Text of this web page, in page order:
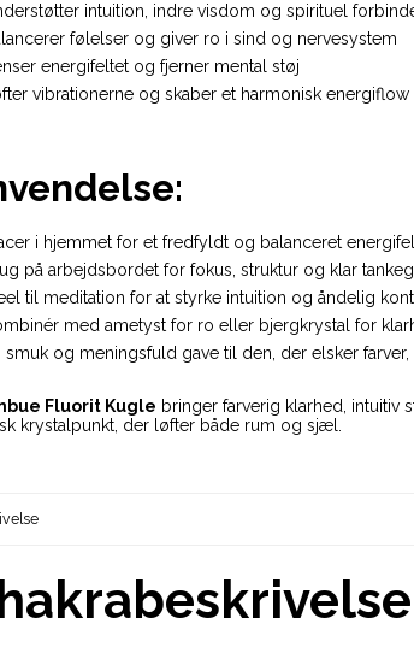
intuition, indre visdom og spirituel
følelser og giver ro i sind og nervesystem
energifeltet og fjerner mental støj
vibrationerne og skaber et harmonisk energiflow
i hjemmet for et fredfyldt og balanceret
på arbejdsbordet for fokus, struktur og klar
til meditation for at styrke intuition og åndelig
med ametyst for ro eller bjergkrystal for
smuk og meningsfuld gave til den, der elsker
Fluorit Kugle bringer farverig klarhed,
krystalpunkt, der løfter både rum og sjæl.